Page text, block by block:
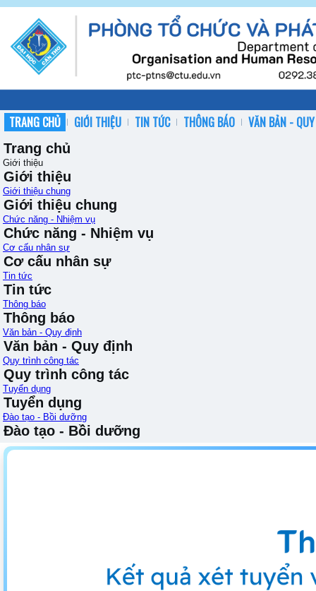
TRANG CHỦ GIỚI THIỆU TIN TỨC THÔNG BÁO VĂN BẢN -
Trang chủ
Giới thiệu
Giới thiệu
Giới thiệu chung
Giới thiệu chung
Chức năng - Nhiệm vụ
Chức năng - Nhiệm vụ
Cơ cấu nhân sự
Cơ cấu nhân sự
Tin tức
Tin tức
Thông báo
Thông báo
Văn bản - Quy định
Văn bản - Quy định
Quy trình công tác
Quy trình công tác
Tuyển dụng
Tuyển dụng
Đào tạo - Bồi dưỡng
Đào tạo - Bồi dưỡng